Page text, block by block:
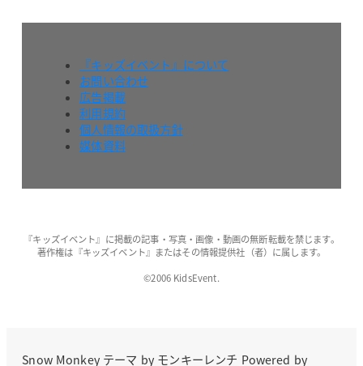
『キッズイベント』について
お問い合わせ
広告掲載
利用規約
個人情報の取扱方針
媒体資料
『キッズイベント』に掲載の記事・写真・画像・動画の無断転載を禁じます。
著作権は『キッズイベント』またはその情報提供社（者）に属します。
©2006 KidsEvent.
Snow Monkeyテーマ by モンキーレンチ Powered by